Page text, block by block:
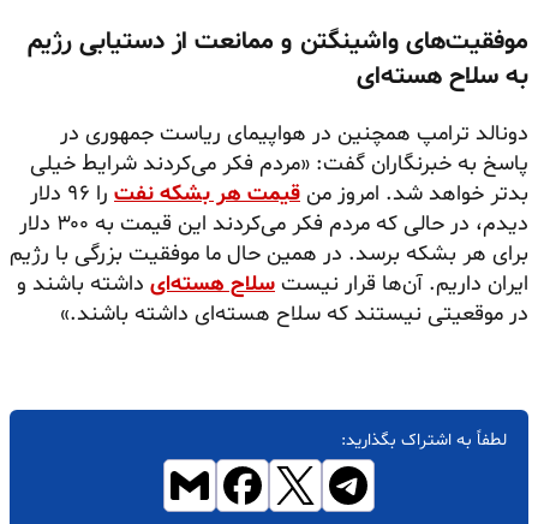
موفقیت‌های واشینگتن و ممانعت از دستیابی رژیم
به سلاح هسته‌ای
دونالد ترامپ همچنین در هواپیمای ریاست جمهوری در
پاسخ به خبرنگاران گفت: «مردم فکر می‌کردند شرایط خیلی
بدتر خواهد شد. امروز من قیمت هر بشکه نفت
را ۹۶ دلار
دیدم، در حالی که مردم فکر می‌کردند این قیمت به ۳۰۰ دلار
برای هر بشکه برسد. در همین حال ما موفقیت بزرگی با رژیم
ایران داریم. آن‌ها قرار نیست سلاح هسته‌ای داشته باشند و
در موقعیتی نیستند که سلاح هسته‌ای داشته باشند.»
لطفاً به اشتراک بگذارید: